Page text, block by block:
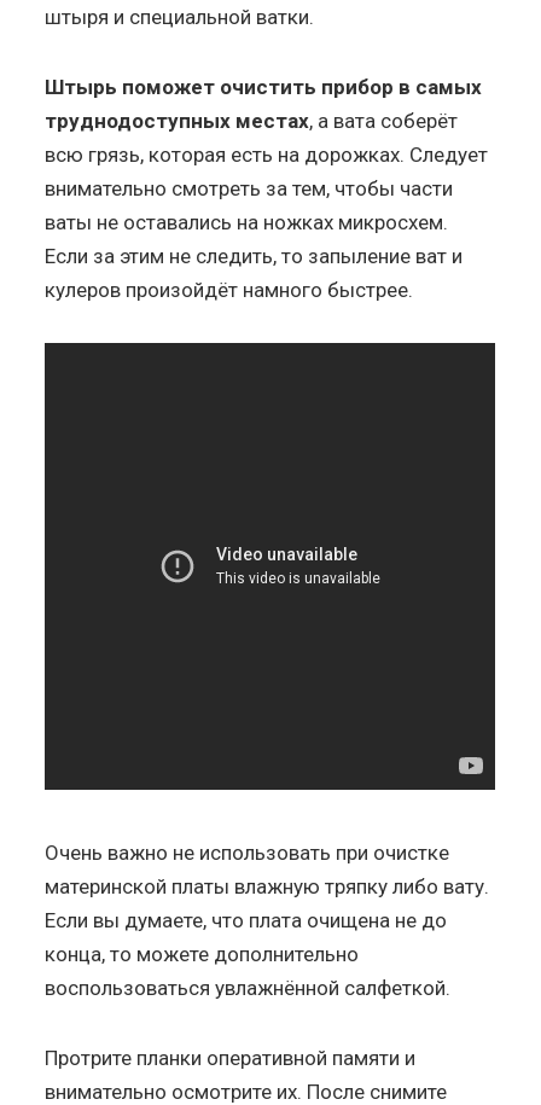
штыря и специальной ватки.
Штырь поможет очистить прибор в самых
труднодоступных местах, а вата соберёт
всю грязь, которая есть на дорожках. Следует
внимательно смотреть за тем, чтобы части
ваты не оставались на ножках микросхем.
Если за этим не следить, то запыление ват и
кулеров произойдёт намного быстрее.
Очень важно не использовать при очистке
материнской платы влажную тряпку либо вату.
Если вы думаете, что плата очищена не до
конца, то можете дополнительно
воспользоваться увлажнённой салфеткой.
Протрите планки оперативной памяти и
внимательно осмотрите их. После снимите